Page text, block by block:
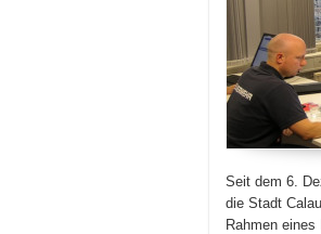
Seit dem 6.
die Stadt
Rahmen